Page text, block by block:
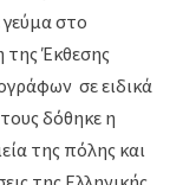
στο
της Έκθεσης
σε ειδικά
δόθηκε η
της πόλης και